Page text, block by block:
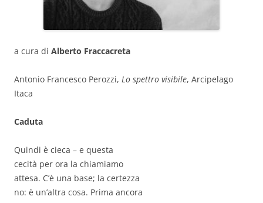
a cura di Alberto Fraccacreta
Antonio Francesco Perozzi, Lo spettro visibile, Arcipelago
Itaca
Caduta
Quindi è cieca – e questa
cecità per ora la chiamiamo
attesa. C’è una base; la certezza
no: è un’altra cosa. Prima ancora